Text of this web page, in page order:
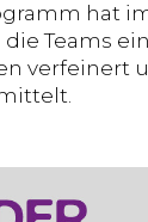
hat
Teams
verfeinert